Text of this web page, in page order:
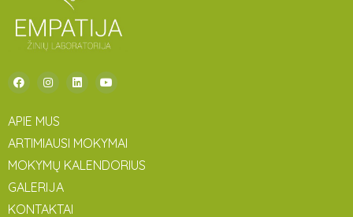
APIE MUS
ARTIMIAUSI MOKYMAI
MOKYMŲ KALENDORIUS
GALERIJA
KONTAKTAI